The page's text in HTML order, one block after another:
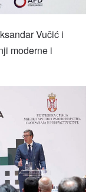
Vučić i
moderne i